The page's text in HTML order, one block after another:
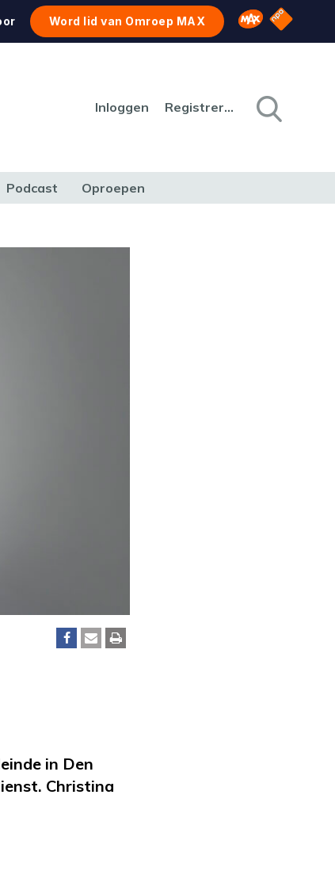
Word lid van Omroep MAX Omroep MAX
NPO
Inloggen Registreren
Podcast Oproepen
in Den
Christina